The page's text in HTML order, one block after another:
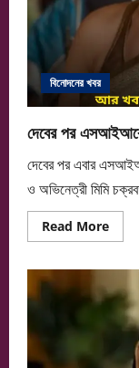
বিনোদনের খবর
দেবের পর
দেবের পর এবার
ও অভিনেত্রী মিমি
Read MoreRead
more
নোটিস